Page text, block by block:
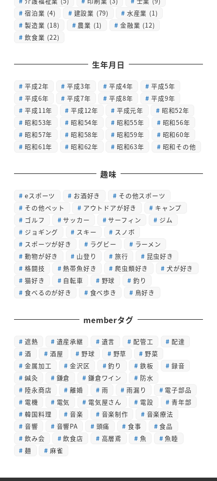
宿泊業 (4) 建設業 (79) 水産業 (1)
製造業 (18) 農業 (1) 金融業 (12)
飲食業 (22)
生年月日
平成2年 平成3年 平成4年
平成5年
平成6年
平成7年 平成8年
平成9年
平成11年
平成12年 平成元年
昭和52年
昭和53年
昭和54年 昭和55年
昭和56年
昭和57年
昭和58年 昭和59年
昭和60年
昭和61年
昭和62年 昭和63年 昭和その他
趣味
eスポーツ お酒好き
その他スポーツ
その他ペット
アウトドアが好き
キャンプ
ゴルフ
サッカー サーフィン
ジム
ジョギング
スキー
スノボ
スポーツが好き
ラグビー
ラーメン
動物が好き
山登り 旅行
昆虫好き
格闘技
熱帯魚好き 爬虫類好き
犬が好き
猫好き
自転車 野球
釣り
食べるのが好き
食べ歩き 鳥好き
memberタグ
遮熱 遺産承継 遺言 配管工
配達
酒
酒屋 野球 野草
野菜
金属加工
金沢区 釣り 鉄板
録音
鍼灸
鎌倉 鎌倉ワイン
防水
陸永商店
離婚 雨 雨漏り
電子部品
電機
電気 電気屋さん 電設
青年部
韓国料理
音楽 音楽制作
音楽療法
音響
音響PA 頭痛 食事
食品
飲み会
飲食店 高層鳶 魚
魚睦
麺
麻雀